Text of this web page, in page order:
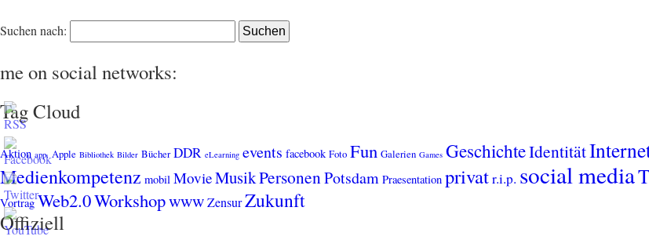
Suchen nach:
me on social networks:
Tag Cloud
Aktion app. Apple Bibliothek Bilder Bücher DDR eLearning events facebook Foto Fun Galerien Games GeschichteIdentität
Medienkompetenz mobil MovieMusikPersonenPotsdam Praesentation privatr.i.p. social media
Vortrag Web2.0WorkshopwwwZensurZukunft
Offiziell